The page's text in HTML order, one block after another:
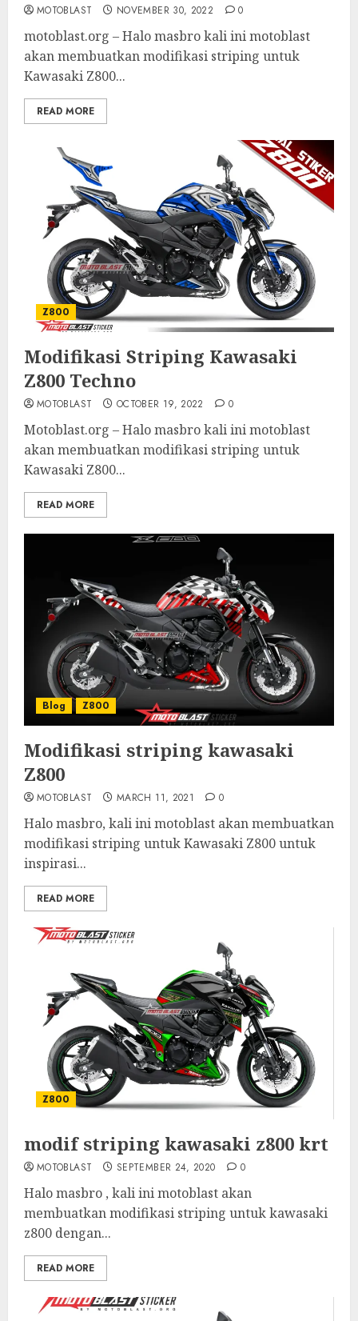
MOTOBLAST NOVEMBER 30, 2022 0
motoblast.org – Halo masbro kali ini motoblast
akan membuatkan modifikasi striping untuk
Kawasaki Z800...
READ MORE
Z800
Modifikasi Striping Kawasaki
Z800 Techno
MOTOBLAST OCTOBER 19, 2022 0
Motoblast.org – Halo masbro kali ini motoblast
akan membuatkan modifikasi striping untuk
Kawasaki Z800...
READ MORE
Blog Z800
Modifikasi striping kawasaki
Z800
MOTOBLAST MARCH 11, 2021 0
Halo masbro, kali ini motoblast akan membuatkan
modifikasi striping untuk Kawasaki Z800 untuk
inspirasi...
READ MORE
Z800
modif striping kawasaki z800 krt
MOTOBLAST SEPTEMBER 24, 2020 0
Halo masbro , kali ini motoblast akan
membuatkan modifikasi striping untuk kawasaki
z800 dengan...
READ MORE